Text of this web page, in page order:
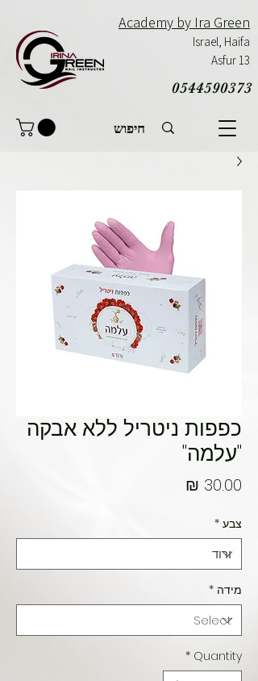
0544590373
Academy by Ira Green
Israel, Haifa
Asfur 13
כפפות ניטריל ללא אבקה
"עלמה"
30.00 ₪
צבע *
מידה *
Quantity
*